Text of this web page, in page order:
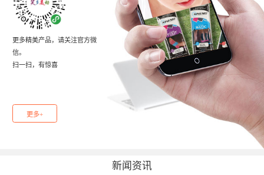
更多精美产品，请关注官方微
信。
扫一扫，有惊喜
更多+
新闻资讯